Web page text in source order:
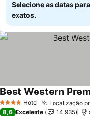
Selecione as datas
exatos.
4 EstrelasHotel Localização
Best Western
8,6 Excelente 14.935